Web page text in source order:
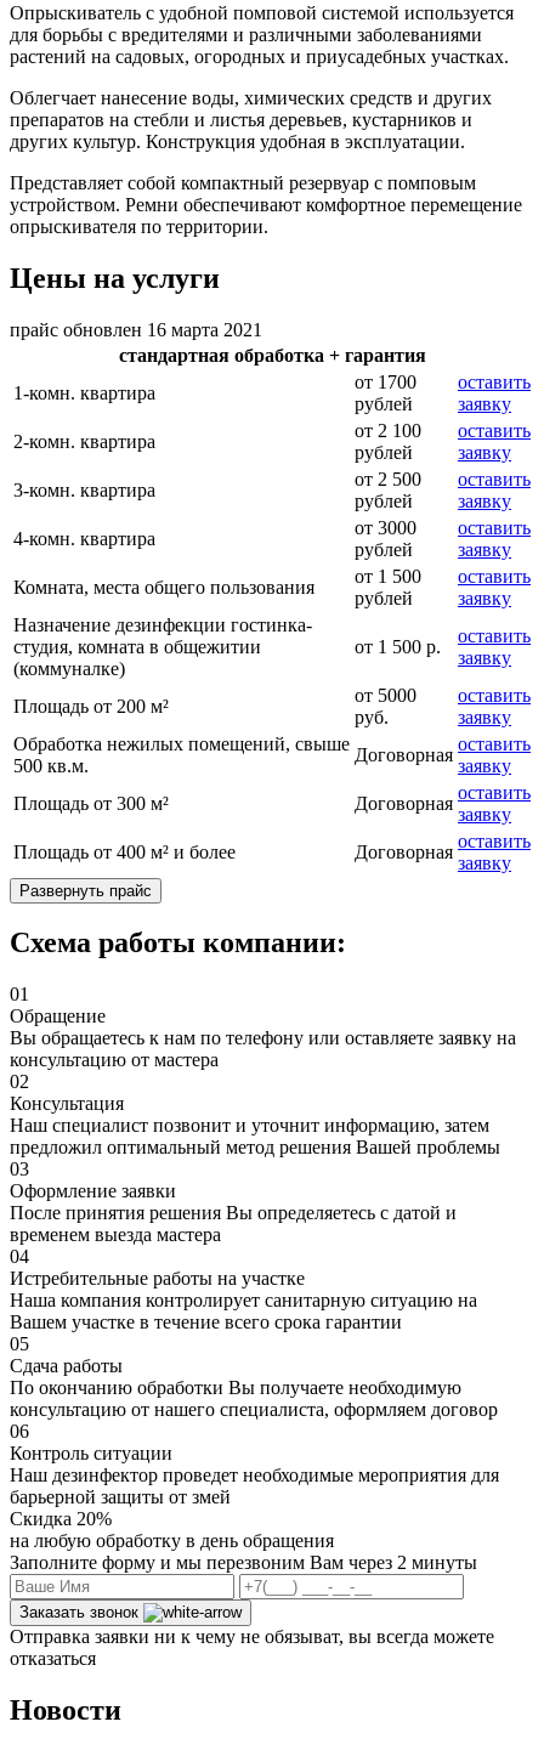
Опрыскиватель с удобной помповой системой используется
для борьбы с вредителями и различными заболеваниями
растений на садовых, огородных и приусадебных участках.
Облегчает нанесение воды, химических средств и других
препаратов на стебли и листья деревьев, кустарников и
других культур. Конструкция удобная в эксплуатации.
Представляет собой компактный резервуар с помповым
устройством. Ремни обеспечивают комфортное перемещение
опрыскивателя по территории.
Цены на услуги
прайс обновлен 16 марта 2021
стандартная обработка + гарантия
1-комн. квартира
от 1700
рублей
оставить
заявку
2-комн. квартира
от 2 100
рублей
оставить
заявку
3-комн. квартира
от 2 500
рублей
оставить
заявку
4-комн. квартира
от 3000
рублей
оставить
заявку
Комната, места общего пользования
от 1 500
рублей
оставить
заявку
Назначение дезинфекции гостинка-
студия, комната в общежитии
(коммуналке)
от 1 500 р.
оставить
заявку
Площадь от 200 м²
от 5000
руб.
оставить
заявку
Обработка нежилых помещений, свыше
500 кв.м.
Договорная
оставить
заявку
Площадь от 300 м²
Договорная
оставить
заявку
Площадь от 400 м² и более
Договорная
оставить
заявку
Развернуть прайс
Схема работы компании:
01
Обращение
Вы обращаетесь к нам по телефону или оставляете заявку на
консультацию от мастера
02
Консультация
Наш специалист позвонит и уточнит информацию, затем
предложил оптимальный метод решения Вашей проблемы
03
Оформление заявки
После принятия решения Вы определяетесь с датой и
временем выезда мастера
04
Истребительные работы на участке
Наша компания контролирует санитарную ситуацию на
Вашем участке в течение всего срока гарантии
05
Сдача работы
По окончанию обработки Вы получаете необходимую
консультацию от нашего специалиста, оформляем договор
06
Контроль ситуации
Наш дезинфектор проведет необходимые мероприятия для
барьерной защиты от змей
Скидка 20%
на любую обработку в день обращения
Заполните форму и мы перезвоним Вам через 2 минуты
Заказать звонок
Отправка заявки ни к чему не обязыват, вы всегда можете
отказаться
Новости